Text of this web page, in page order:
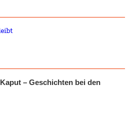
Kaput – Geschichten bei den